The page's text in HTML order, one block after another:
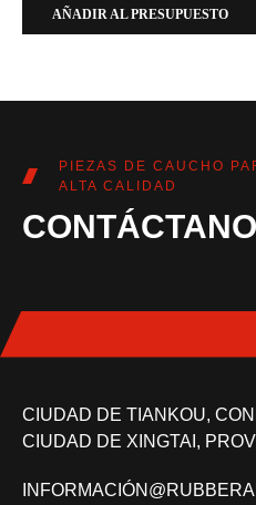
AÑADIR AL PRESUPUESTO
PIEZAS DE CAUCHO
ALTA CALIDAD
CIUDAD DE TIANKOU,
CIUDAD DE XINGTAI,